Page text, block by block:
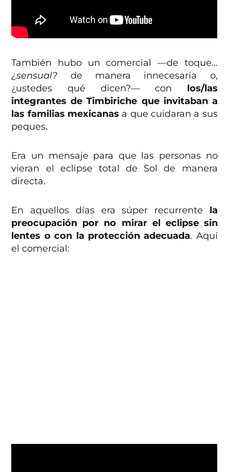
También hubo un comercial —de toque…
¿sensual? de manera innecesaria o,
¿ustedes qué dicen?— con los/las
integrantes de Timbiriche que invitaban a
las familias mexicanas a que cuidaran a sus
peques.
Era un mensaje para que las personas no
vieran el eclipse total de Sol de manera
directa.
En aquellos días era súper recurrente la
preocupación por no mirar el eclipse sin
lentes o con la protección adecuada. Aquí
el comercial: